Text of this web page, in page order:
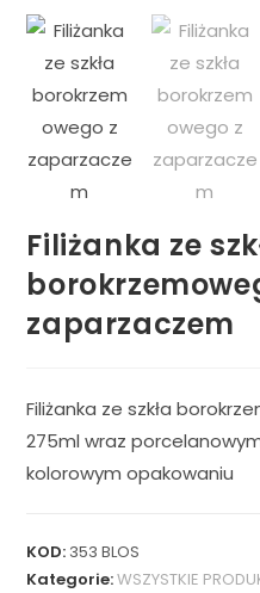
Filiżanka ze
zaparzaczem
Filiżanka ze szkła
275ml wraz
kolorowym opakowaniu
KOD: 353 BLOS
Kategorie:WSZYSTKIE